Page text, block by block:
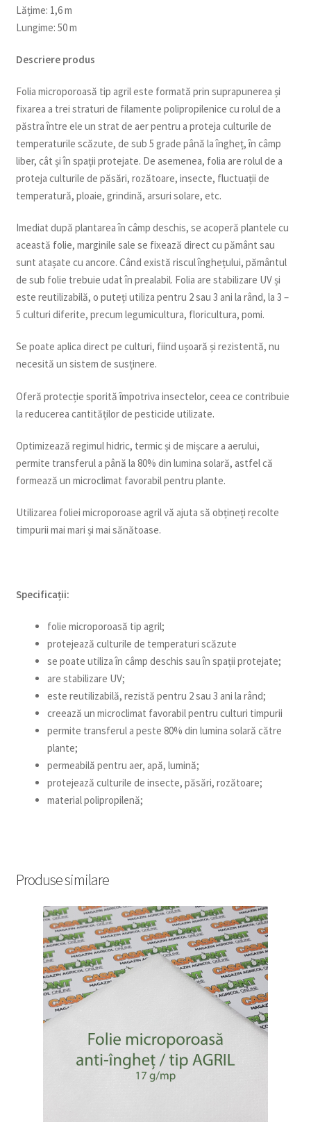
Lățime: 1,6 m
Lungime: 50 m
Descriere produs
Folia microporoasă tip agril este formată prin suprapunerea și
fixarea a trei straturi de filamente polipropilenice cu rolul de a
păstra între ele un strat de aer pentru a proteja culturile de
temperaturile scăzute, de sub 5 grade până la îngheț, în câmp
liber, cât și în spații protejate. De asemenea, folia are rolul de a
proteja culturile de păsări, rozătoare, insecte, fluctuații de
temperatură, ploaie, grindină, arsuri solare, etc.
Imediat după plantarea în câmp deschis, se acoperă plantele cu
această folie, marginile sale se fixează direct cu pământ sau
sunt atașate cu ancore. Când există riscul înghețului, pământul
de sub folie trebuie udat în prealabil. Folia are stabilizare UV și
este reutilizabilă, o puteți utiliza pentru 2 sau 3 ani la rând, la 3 –
5 culturi diferite, precum legumicultura, floricultura, pomi.
Se poate aplica direct pe culturi, fiind ușoară și rezistentă, nu
necesită un sistem de susținere.
Oferă protecție sporită împotriva insectelor, ceea ce contribuie
la reducerea cantităților de pesticide utilizate.
Optimizează regimul hidric, termic și de mișcare a aerului,
permite transferul a până la 80% din lumina solară, astfel că
formează un microclimat favorabil pentru plante.
Utilizarea foliei microporoase agril vă ajuta să obțineți recolte
timpurii mai mari și mai sănătoase.
Specificații:
folie microporoasă tip agril;
protejează culturile de temperaturi scăzute
se poate utiliza în câmp deschis sau în spații protejate;
are stabilizare UV;
este reutilizabilă, rezistă pentru 2 sau 3 ani la rând;
creează un microclimat favorabil pentru culturi timpurii
permite transferul a peste 80% din lumina solară către
plante;
permeabilă pentru aer, apă, lumină;
protejează culturile de insecte, păsări, rozătoare;
material polipropilenă;
Produse similare